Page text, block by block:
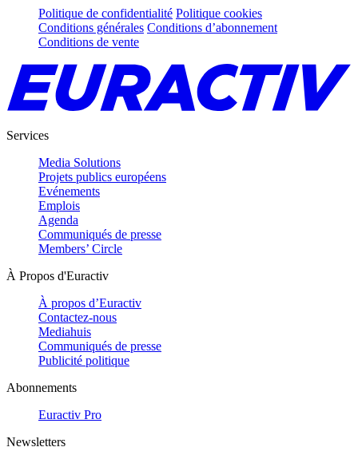
Politique de confidentialité Politique cookies
Conditions générales Conditions d’abonnement
Conditions de vente
Services
Media Solutions
Projets publics européens
Evénements
Emplois
Agenda
Communiqués de presse
Members’ Circle
À Propos d'Euractiv
À propos d’Euractiv
Contactez-nous
Mediahuis
Communiqués de presse
Publicité politique
Abonnements
Euractiv Pro
Newsletters